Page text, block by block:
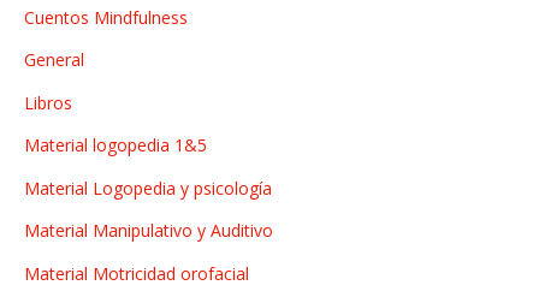
Cuentos Mindfulness
General
Libros
Material logopedia 1&5
Material Logopedia y psicología
Material Manipulativo y Auditivo
Material Motricidad orofacial